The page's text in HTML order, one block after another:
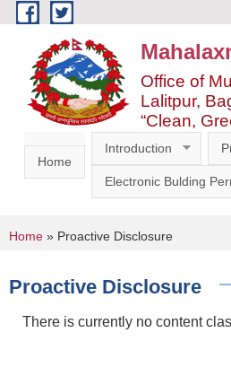
Skip to main content
Office of
Lalitpur,
“Clean,
Home
Introduction
Electronic Bulding
You are here
Home » Proactive Disclosure
Proactive Disclosure
There is currently no content